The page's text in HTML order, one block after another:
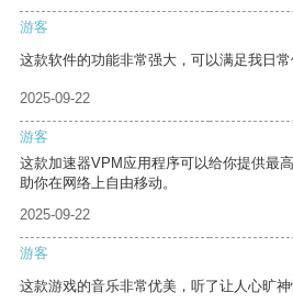
游客
这款软件的功能非常强大，可以满足我日常
2025-09-22
游客
这款加速器VPM应用程序可以给你提供最
助你在网络上自由移动。
2025-09-22
游客
这款游戏的音乐非常优美，听了让人心旷神